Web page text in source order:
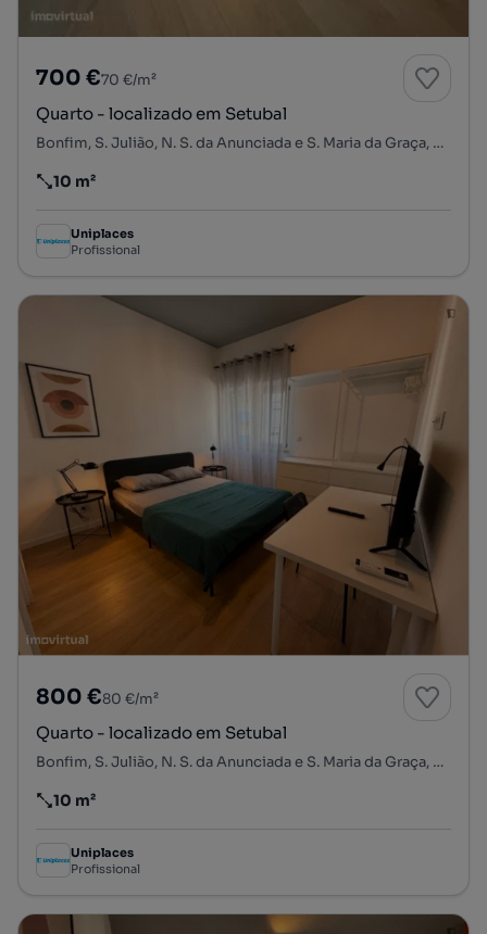
700 €70 €/m²
Quarto - localizado em Setubal
Bonfim, S. Julião, N. S. da Anunciada e S. Maria da Graça, Setúbal, Setúbal
Preço por metro quadrado
10 m²
Uniplaces
Profissional
800 €80 €/m²
Quarto - localizado em Setubal
Bonfim, S. Julião, N. S. da Anunciada e S. Maria da Graça, Setúbal, Setúbal
Preço por metro quadrado
10 m²
Uniplaces
Profissional